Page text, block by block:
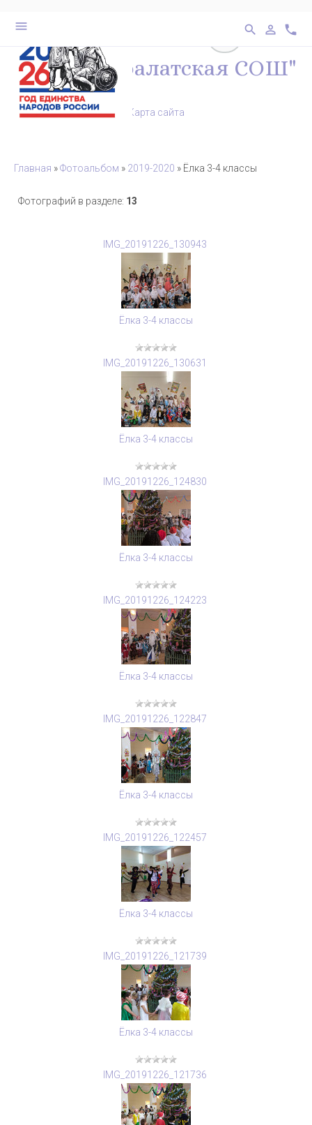
перейти на
menu search person_outline phone
МКОУ "Каралатская СОШ"
Карта сайта
Главная »Фотоальбом » 2019-2020 » Ёлка 3-4 классы
Фотографий в разделе: 13
IMG_20191226_130943
Ёлка 3-4 классы
IMG_20191226_130631
Ёлка 3-4 классы
IMG_20191226_124830
Ёлка 3-4 классы
IMG_20191226_124223
Ёлка 3-4 классы
IMG_20191226_122847
Ёлка 3-4 классы
IMG_20191226_122457
Ёлка 3-4 классы
IMG_20191226_121739
Ёлка 3-4 классы
IMG_20191226_121736